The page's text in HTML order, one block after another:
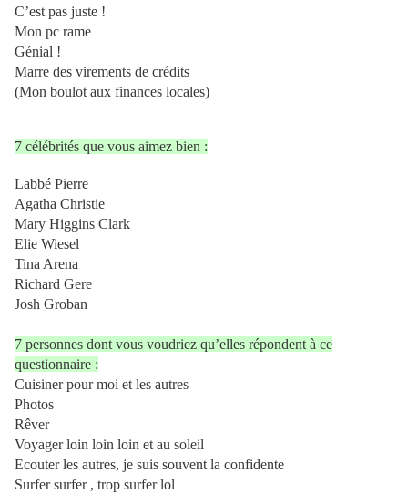
C’est pas juste !
Mon pc rame
Génial !
Marre des virements de crédits
(Mon boulot aux finances locales)
7 célébrités que vous aimez bien :
Labbé Pierre
Agatha Christie
Mary Higgins Clark
Elie Wiesel
Tina Arena
Richard Gere
Josh Groban
7 personnes dont vous voudriez qu’elles répondent à ce
questionnaire :
Cuisiner pour moi et les autres
Photos
Rêver
Voyager loin loin loin et au soleil
Ecouter les autres, je suis souvent la confidente
Surfer surfer , trop surfer lol